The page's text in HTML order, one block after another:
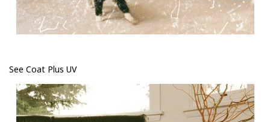
See Coat Plus UV